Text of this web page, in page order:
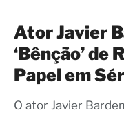
Ator Javier
‘Bênção’ de
Papel em
O ator Javier